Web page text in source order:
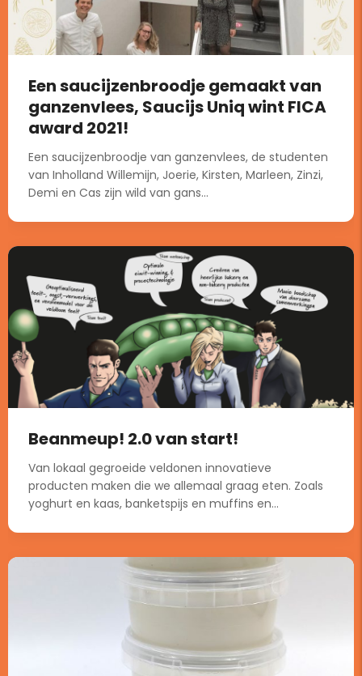
Een saucijzenbroodje gemaakt van
ganzenvlees, Saucijs Uniq wint FICA
award 2021!
Een saucijzenbroodje van ganzenvlees, de studenten
van Inholland Willemijn, Joerie, Kirsten, Marleen, Zinzi,
Demi en Cas zijn wild van gans...
Beanmeup! 2.0 van start!
Van lokaal gegroeide veldonen innovatieve
producten maken die we allemaal graag eten. Zoals
yoghurt en kaas, banketspijs en muffins en...